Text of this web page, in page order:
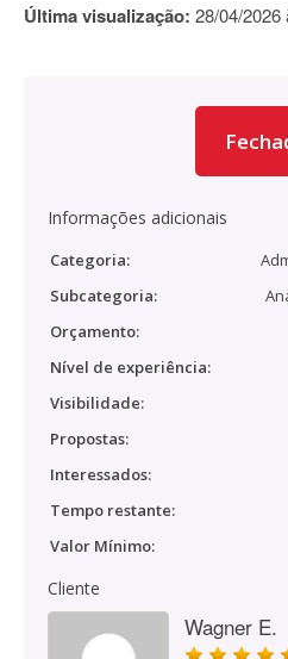
Última visualização: 28/04/2026
Informações adicionais
Categoria:
Subcategoria:
Orçamento:
Nível de experiência:
Visibilidade:
Propostas:
Interessados:
Tempo restante:
Valor Mínimo:
Cliente
Wagner E.